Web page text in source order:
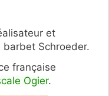
et
Schroeder.
française
Ogier.